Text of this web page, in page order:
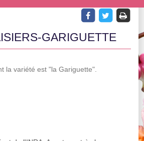
GARIGUETTE
la variété est "la Gariguette".